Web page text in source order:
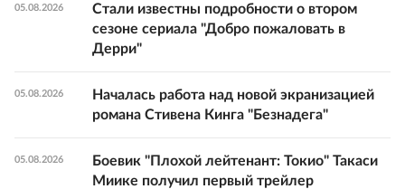
05.08.2026
Стали известны подробности о втором
сезоне сериала "Добро пожаловать в
Дерри"
05.08.2026
Началась работа над новой экранизацией
романа Стивена Кинга "Безнадега"
05.08.2026
Боевик "Плохой лейтенант: Токио" Такаси
Миике получил первый трейлер